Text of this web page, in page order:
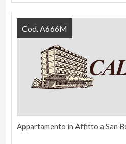
Appartamento in Affitto a San
Cod. A666M